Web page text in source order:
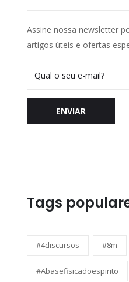
Assine nossa newsletter
artigos úteis e ofertas
ENVIAR
Tags
#4discursos #8m
#Abasefisicadoespirito